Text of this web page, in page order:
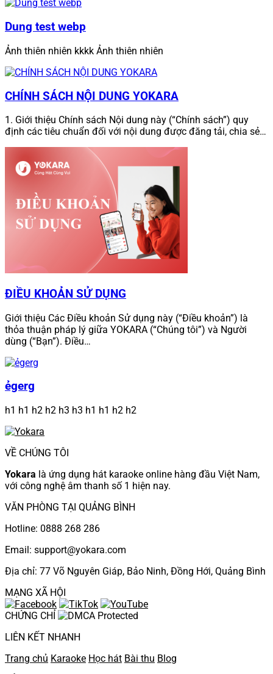
Dung test webp
Ảnh thiên nhiên kkkk Ảnh thiên nhiên
CHÍNH SÁCH NỘI DUNG YOKARA
1. Giới thiệu Chính sách Nội dung này (“Chính sách”) quy
định các tiêu chuẩn đối với nội dung được đăng tải, chia sẻ…
ĐIỀU KHOẢN SỬ DỤNG
Giới thiệu Các Điều khoản Sử dụng này (“Điều khoản”) là
thỏa thuận pháp lý giữa YOKARA (“Chúng tôi”) và Người
dùng (“Bạn”). Điều…
ẻgerg
h1 h1 h2 h2 h3 h3 h1 h1 h2 h2
VỀ CHÚNG TÔI
Yokara là ứng dụng hát karaoke online hàng đầu Việt Nam,
với công nghệ âm thanh số 1 hiện nay.
VĂN PHÒNG TẠI QUẢNG BÌNH
Hotline: 0888 268 286
Email: support@yokara.com
Địa chỉ: 77 Võ Nguyên Giáp, Bảo Ninh, Đồng Hới, Quảng Bình
MẠNG XÃ HỘI
CHỨNG CHỈ
LIÊN KẾT NHANH
Trang chủ Karaoke Học hát Bài thu Blog